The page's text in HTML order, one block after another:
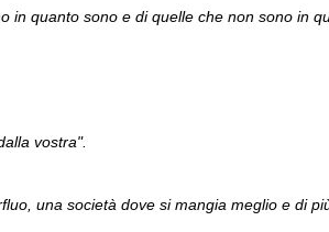
in quanto sono e di quelle che non sono in
vostra".
una società dove si mangia meglio e di